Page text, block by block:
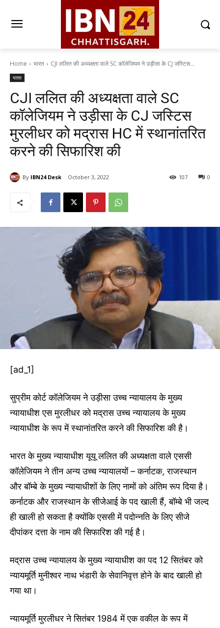
Home भारत CJI ललित की अध्यक्षता वाले SC कॉलेजियम ने उड़ीसा के CJ जस्टिस...
भारत
CJI ललित की अध्यक्षता वाले SC
कॉलेजियम ने उड़ीसा के CJ जस्टिस
मुरलीधर को मद्रास HC में स्थानांतरित
करने की सिफारिश की
By IBN24 Desk October 3, 2022 0
107
[ad_1]
सुप्रीम कोर्ट कॉलेजियम ने उड़ीसा उच्च न्यायालय के मुख्य
न्यायाधीश एस मुरलीधर को मद्रास उच्च न्यायालय के मुख्य
न्यायाधीश के रूप में स्थानांतरित करने की सिफारिश की है।
भारत के मुख्य न्यायाधीश यूयू ललित की अध्यक्षता वाले एससी
कॉलेजियम ने तीन अन्य उच्च न्यायालयों – कर्नाटक, राजस्थान
और बॉम्बे के मुख्य न्यायाधीशों के लिए नामों को अंतिम रूप दिया है।
कर्नाटक और राजस्थान के सीजेआई के पद खाली हैं, बॉम्बे भी जल्द
ही खाली हो सकता है क्योंकि एससी में पदोन्नति के लिए सीजे
दीपांकर दत्ता के नाम की सिफारिश की गई है।
मद्रास उच्च न्यायालय के मुख्य न्यायाधीश का पद 12 सितंबर को
न्यायमूर्ति मुनीश्वर नाथ भंडारी के सेवानिवृत्त होने के बाद खाली हो
गया था।
न्यायमूर्ति मुरलीधर ने सितंबर 1984 में एक वकील के रूप में